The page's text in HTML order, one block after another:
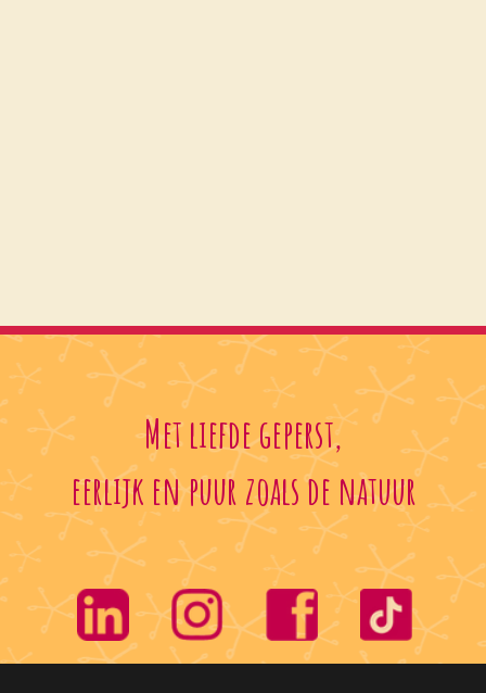
Met liefde geperst,
eerlijk en puur zoals de natuur